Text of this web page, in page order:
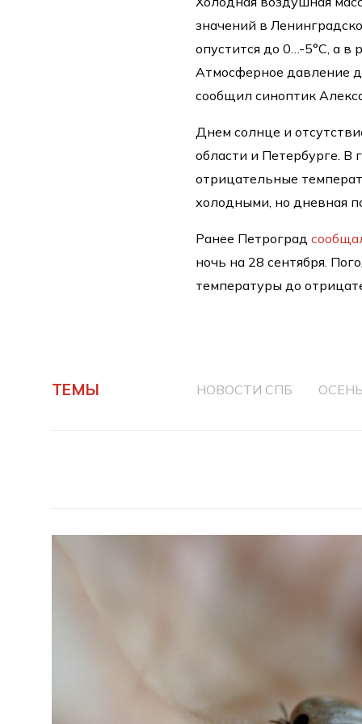
значений в
опустится до 0…-5°C, а в
Атмосферное давление
сообщил синоптик
Днем солнце и
области и Петербурге. В
отрицательные
холодными, но дневная
Ранее Петроград
ночь на 28 сентября.
температуры до
ТЕМЫ НОВОСТИ СПБ